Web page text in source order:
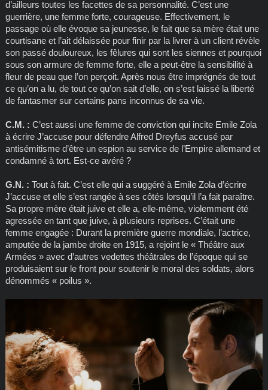
d’ailleurs toutes les facettes de sa personnalité. C’est une
guerrière, une femme forte, courageuse. Effectivement, le
passage où elle évoque sa jeunesse, le fait que sa mère était une
courtisane et l’ait délaissée pour finir par la livrer à un client révèle
son passé douloureux, les fêlures qui sont les siennes et pourquoi
sous son armure de femme forte, elle a peut-être la sensibilité à
fleur de peau que l’on perçoit. Après nous être imprégnés de tout
ce qu’on a lu, de tout ce qu’on sait d’elle, on s’est laissé la liberté
de fantasmer sur certains pans inconnus de sa vie.
C.M. : C’est aussi une femme de conviction qui incite Emile Zola
à écrire J’accuse pour défendre Alfred Dreyfus accusé par
antisémitisme d’être un espion au service de l’Empire allemand et
condamné à tort. Est-ce avéré ?
G.N. : Tout à fait. C’est elle qui a suggéré à Emile Zola d’écrire
J’accuse et elle s’est rangée à ses côtés lorsqu’il l’a fait paraître.
Sa propre mère était juive et elle a, elle-même, violemment été
agressée en tant que juive, à plusieurs reprises. C’était une
femme engagée : Durant la première guerre mondiale, l’actrice,
amputée de la jambe droite en 1915, a rejoint le « Théâtre aux
Armées » avec d’autres vedettes théâtrales de l’époque qui se
produisaient sur le front pour soutenir le moral des soldats, alors
dénommés « poilus ».